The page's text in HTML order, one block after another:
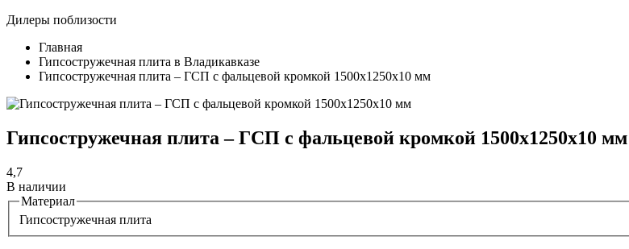
Дилеры поблизости
Главная
Гипсостружечная плита в Владикавказе
Гипсостружечная плита – ГСП с фальцевой кромкой 1500х1250х10 мм
Гипсостружечная плита – ГСП с фальцевой кромкой 1500х1250х10
4,7
В наличии
Материал
Гипсостружечная плита